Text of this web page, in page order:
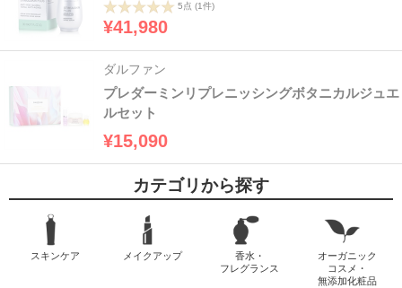
5点 (1件)
¥41,980
ダルファン
プレダーミンリプレニッシングボタニカルジュエ
ルセット
¥15,090
カテゴリから探す
スキンケア メイクアップ
香水・
フレグランス
オーガニック
コスメ・
無添加化粧品